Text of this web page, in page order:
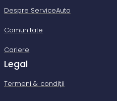
Despre ServiceAuto
Comunitate
Cariere
Legal
Termeni & condiții